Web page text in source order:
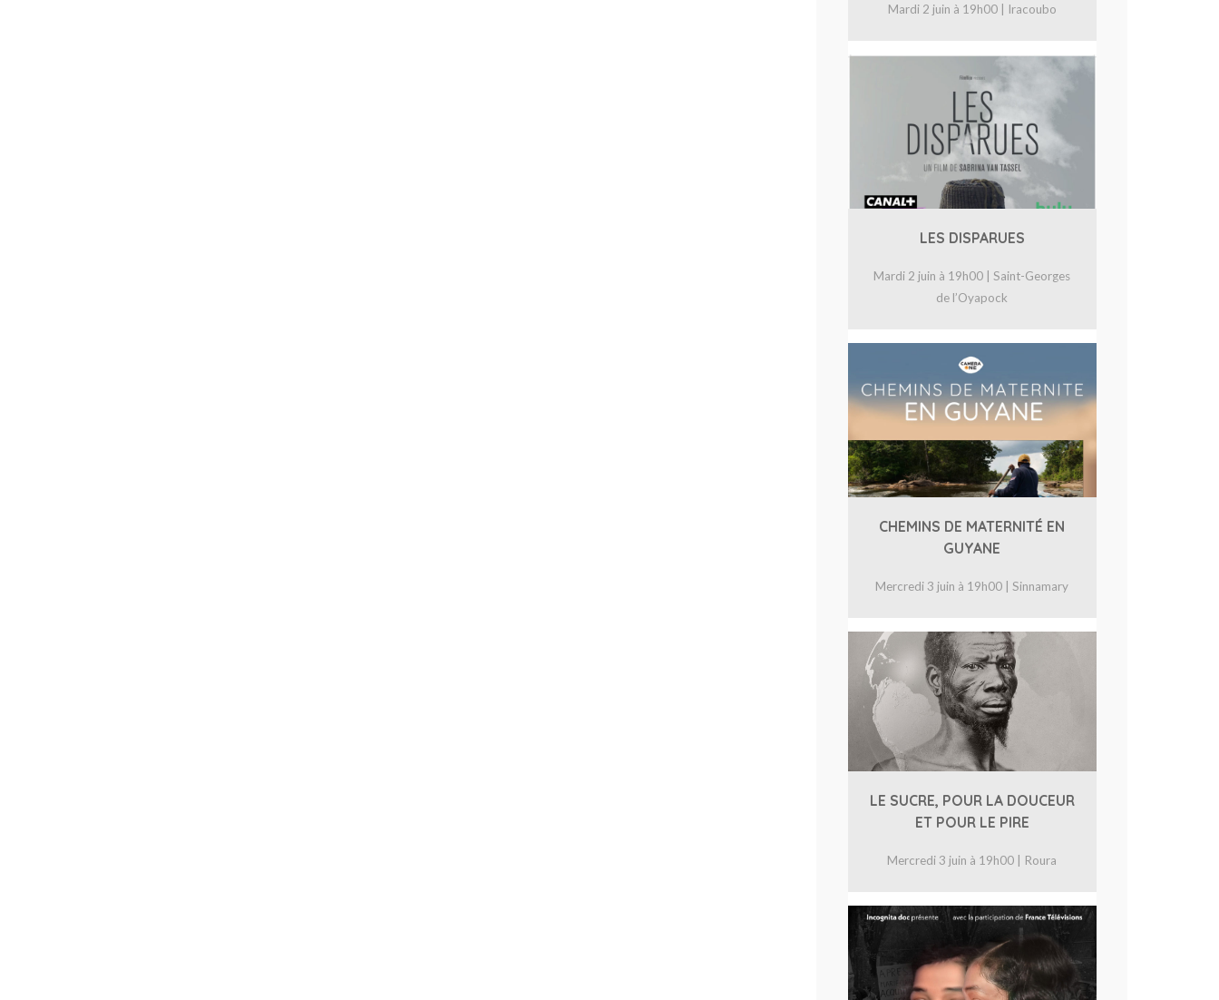
Mardi 2 juin à 19h00 | Iracoubo
LES DISPARUES
Mardi 2 juin à 19h00 | Saint-Georges
de l’Oyapock
CHEMINS DE MATERNITÉ EN
GUYANE
Mercredi 3 juin à 19h00 | Sinnamary
LE SUCRE, POUR LA DOUCEUR
ET POUR LE PIRE
Mercredi 3 juin à 19h00 | Roura